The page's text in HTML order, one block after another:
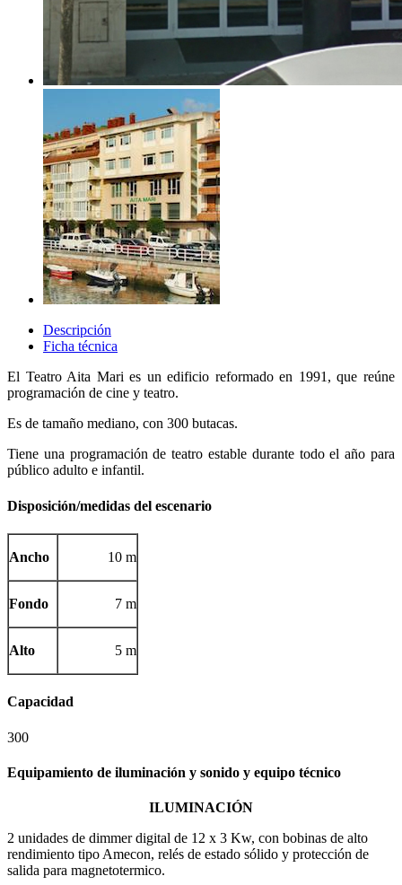
Descripción
Ficha técnica
El Teatro Aita Mari es un edificio reformado en 1991, que reúne
programación de cine y teatro.
Es de tamaño mediano, con 300 butacas.
Tiene una programación de teatro estable durante todo el año para
público adulto e infantil.
Disposición/medidas del escenario
Ancho 10 m
Fondo 7 m
Alto 5 m
Capacidad
300
Equipamiento de iluminación y sonido y equipo técnico
ILUMINACIÓN
2 unidades de dimmer digital de 12 x 3 Kw, con bobinas de alto
rendimiento tipo Amecon, relés de estado sólido y protección de
salida para magnetotermico.